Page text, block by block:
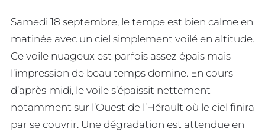
Samedi 18 septembre, le tempe est bien calme en
matinée avec un ciel simplement voilé en altitude.
Ce voile nuageux est parfois assez épais mais
l’impression de beau temps domine. En cours
d’après-midi, le voile s’épaissit nettement
notamment sur l’Ouest de l’Hérault où le ciel finira
par se couvrir. Une dégradation est attendue en